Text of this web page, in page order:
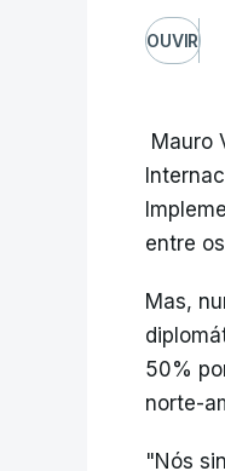
OUVIR
Mauro
entre
Mas,
50%
norte-
"Nós